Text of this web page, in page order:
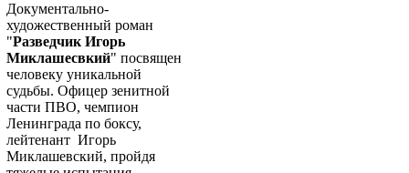
Документально-
художественный роман
"Разведчик Игорь
Миклашесвкий" посвящен
человеку уникальной
судьбы. Офицер зенитной
части ПВО, чемпион
Ленинграда по боксу,
лейтенант Игорь
Миклашевский, пройдя